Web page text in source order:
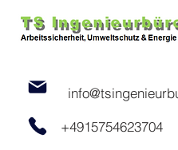
+4915754623704